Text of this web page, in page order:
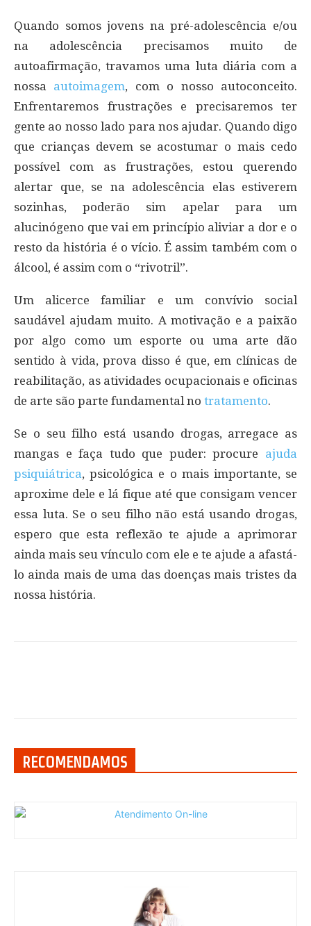
Quando somos jovens na pré-adolescência e/ou
na adolescência precisamos muito de
autoafirmação, travamos uma luta diária com a
nossa autoimagem, com o nosso autoconceito.
Enfrentaremos frustrações e precisaremos ter
gente ao nosso lado para nos ajudar. Quando digo
que crianças devem se acostumar o mais cedo
possível com as frustrações, estou querendo
alertar que, se na adolescência elas estiverem
sozinhas, poderão sim apelar para um
alucinógeno que vai em princípio aliviar a dor e o
resto da história é o vício. É assim também com o
álcool, é assim com o “rivotril”.
Um alicerce familiar e um convívio social
saudável ajudam muito. A motivação e a paixão
por algo como um esporte ou uma arte dão
sentido à vida, prova disso é que, em clínicas de
reabilitação, as atividades ocupacionais e oficinas
de arte são parte fundamental no tratamento.
Se o seu filho está usando drogas, arregace as
mangas e faça tudo que puder: procure ajuda
psiquiátrica, psicológica e o mais importante, se
aproxime dele e lá fique até que consigam vencer
essa luta. Se o seu filho não está usando drogas,
espero que esta reflexão te ajude a aprimorar
ainda mais seu vínculo com ele e te ajude a afastá-
lo ainda mais de uma das doenças mais tristes da
nossa história.
RECOMENDAMOS